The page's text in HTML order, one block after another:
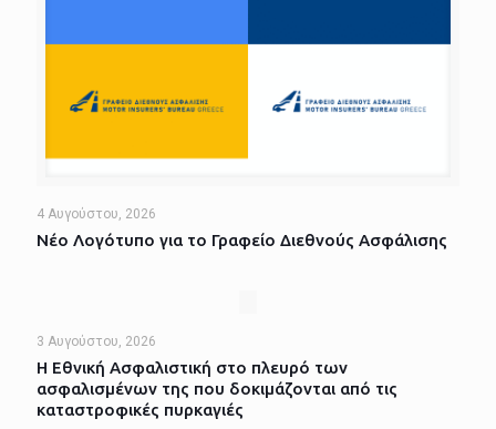
4 Αυγούστου, 2026
Νέο Λογότυπο για το Γραφείο Διεθνούς Ασφάλισης
3 Αυγούστου, 2026
Η Εθνική Ασφαλιστική στο πλευρό των
ασφαλισμένων της που δοκιμάζονται από τις
καταστροφικές πυρκαγιές